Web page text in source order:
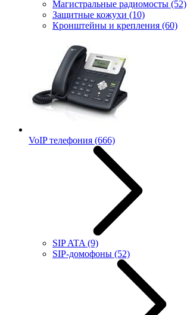
Магистральные радиомосты (52)
Защитные кожухи (10)
Кронштейны и крепления (60)
VoIP телефония (666)
SIP ATA (9)
SIP-домофоны (52)